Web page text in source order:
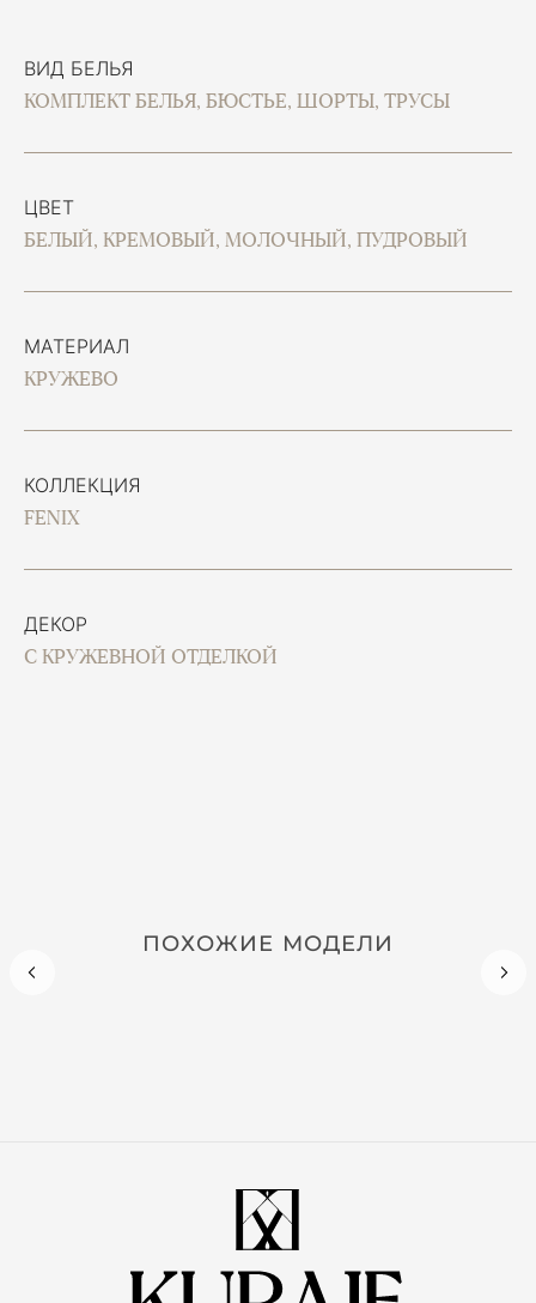
ВИД БЕЛЬЯ
КОМПЛЕКТ БЕЛЬЯ, БЮСТЬЕ, ШОРТЫ, ТРУСЫ
ЦВЕТ
БЕЛЫЙ, КРЕМОВЫЙ, МОЛОЧНЫЙ, ПУДРОВЫЙ
МАТЕРИАЛ
КРУЖЕВО
КОЛЛЕКЦИЯ
FENIX
ДЕКОР
С КРУЖЕВНОЙ ОТДЕЛКОЙ
ПОХОЖИЕ МОДЕЛИ